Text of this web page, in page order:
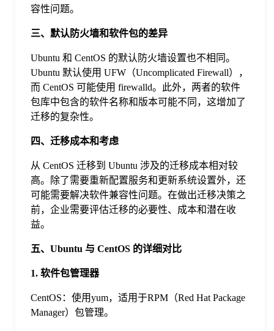
容性问题。
三、默认防火墙和软件包的差异
Ubuntu 和 CentOS 的默认防火墙设置也不相同。
Ubuntu 默认使用 UFW（Uncomplicated Firewall），
而 CentOS 可能使用 firewalld。此外，两者的软件
包库中包含的软件名称和版本可能不同，这增加了
迁移的复杂性。
四、迁移成本和考虑
从 CentOS 迁移到 Ubuntu 涉及的迁移成本相对较
高。除了需要重新配置服务和更新系统设置外，还
可能需要解决软件兼容性问题。在做出迁移决策之
前，企业需要评估迁移的必要性、成本和潜在收
益。
五、Ubuntu 与 CentOS 的详细对比
1. 软件包管理器
CentOS：使用yum，适用于RPM（Red Hat Package
Manager）包管理。